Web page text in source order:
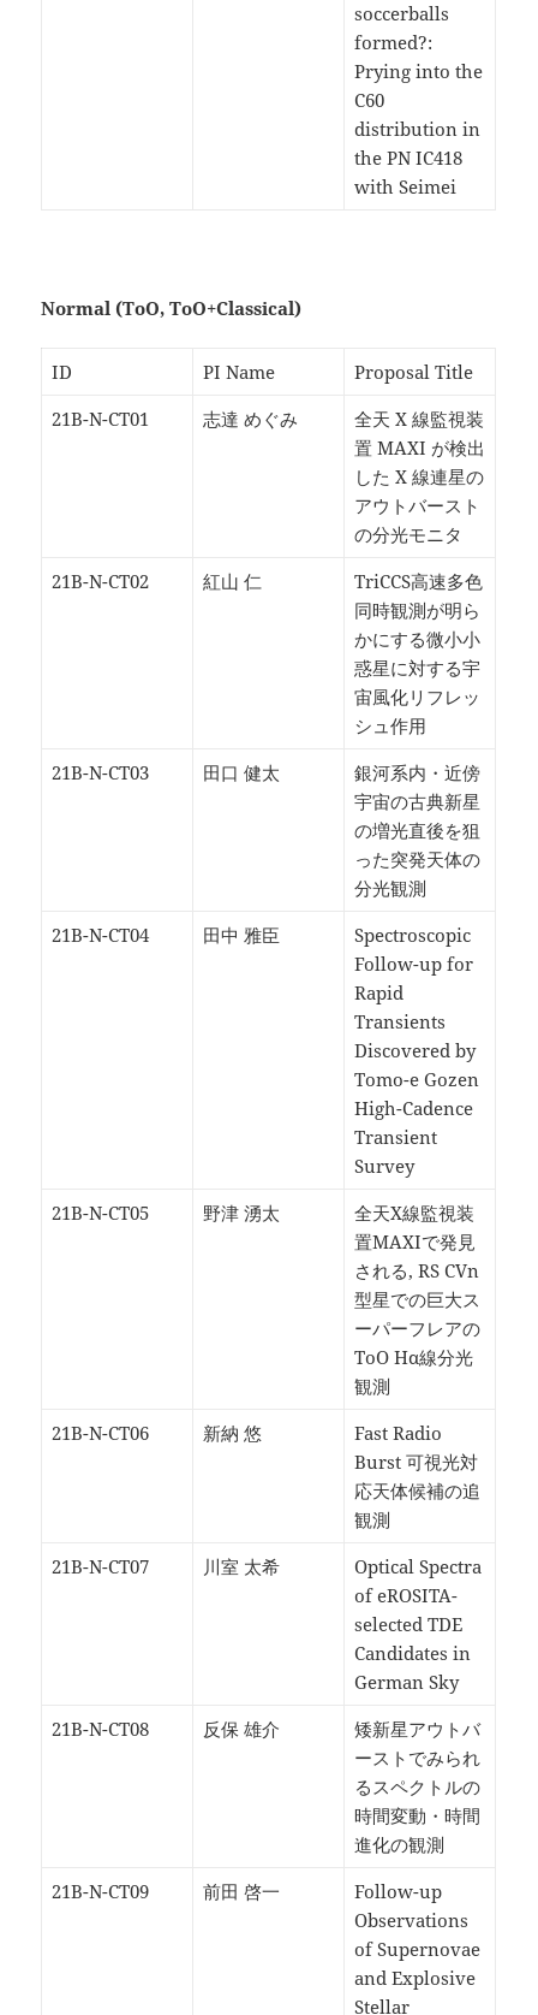
soccerballs
formed?:
Prying into the
C60
distribution in
the PN IC418
with Seimei
Normal (ToO, ToO+Classical)
ID PI Name
Proposal Title
21B-N-CT01
志達 めぐみ
全天 X 線監視装
置 MAXI が検出
した X 線連星の
アウトバースト
の分光モニタ
21B-N-CT02
紅山 仁
TriCCS高速多色
同時観測が明ら
かにする微小小
惑星に対する宇
宙風化リフレッ
シュ作用
21B-N-CT03
田口 健太
銀河系内・近傍
宇宙の古典新星
の増光直後を狙
った突発天体の
分光観測
21B-N-CT04
田中 雅臣
Spectroscopic
Follow-up for
Rapid
Transients
Discovered by
Tomo-e Gozen
High-Cadence
Transient
Survey
21B-N-CT05
野津 湧太
全天X線監視装
置MAXIで発見
される, RS CVn
型星での巨大ス
ーパーフレアの
ToO Hα線分光
観測
21B-N-CT06
新納 悠
Fast Radio
Burst 可視光対
応天体候補の追
観測
21B-N-CT07
川室 太希
Optical Spectra
of eROSITA-
selected TDE
Candidates in
German Sky
21B-N-CT08
反保 雄介
矮新星アウトバ
ーストでみられ
るスペクトルの
時間変動・時間
進化の観測
21B-N-CT09
前田 啓一
Follow-up
Observations
of Supernovae
and Explosive
Stellar